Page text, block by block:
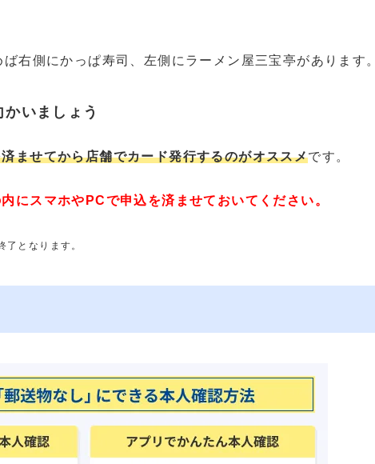
右側にかっぱ寿司、左側にラーメン屋三宝亭があります。
いましょう
ませてから店舗でカード発行するのがオススメです。
にスマホやPCで申込を済ませておいてください。
となります。